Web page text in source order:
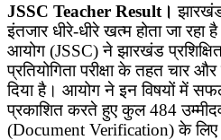
JSSC Teacher Result।
इंतजार धीरे-धीरे खत्म होता जा
आयोग (JSSC) ने झारखंड
प्रतियोगिता परीक्षा के तहत चार
दिया है। आयोग ने इन विषयों में
प्रकाशित करते हुए कुल 484
(Document Verification) के लिए